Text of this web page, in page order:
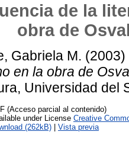
de la
obra de
Gabriela M. (2003)
en la obra de
Universidad del
(Acceso parcial al contenido)
under License Creative
(262kB)
Vista previa